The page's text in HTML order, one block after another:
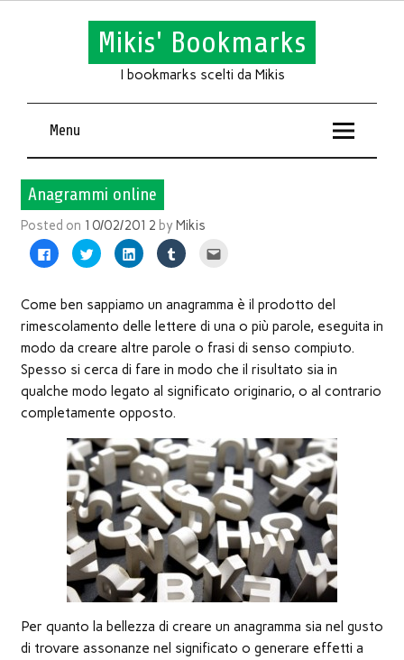
Mikis' Bookmarks
I bookmarks scelti da Mikis
Menu
Anagrammi online
Posted on 10/02/2012 byMikis
Fai
clic
Facebook
apre
una
finestra)
Fai
clic
su
Twitter
(Si
in
nuova
Fai
clic
su
(Si
in
una
nuova
Fai
clic
su
Tumblr
(Si
in
nuova
l'articolo
mail
un
(Si
in
Come ben sappiamo un anagramma è il prodotto del
rimescolamento delle lettere di una o più parole, eseguita in
modo da creare altre parole o frasi di senso compiuto.
Spesso si cerca di fare in modo che il risultato sia in
qualche modo legato al significato originario, o al contrario
completamente opposto.
Per quanto la bellezza di creare un anagramma sia nel gusto
di trovare assonanze nel significato o generare effetti a